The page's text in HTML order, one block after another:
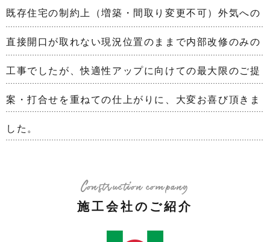
既存住宅の制約上（増築・間取り変更不可）外気への
直接開口が取れない現況位置のままで内部改修のみの
工事でしたが、快適性アップに向けての最大限のご提
案・打合せを重ねての仕上がりに、大変お喜び頂きま
した。
Construction company
施工会社のご紹介